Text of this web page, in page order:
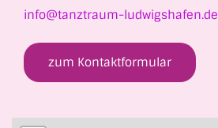
info@tanztraum-ludwigshafen.de
zum Kontaktformular